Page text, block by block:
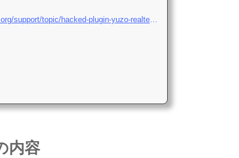
https://wordpress.org/support/topic/hacked-plugin-yuzo-realted-posts-2/#post-11413900
内容